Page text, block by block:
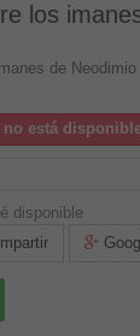
los
de Neodimio
no está
disponible